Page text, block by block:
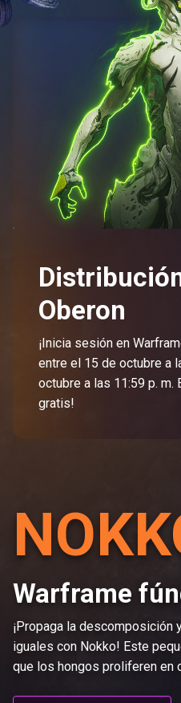
Oberon
¡Inicia sesión en
entre el 15 de octubre a
octubre a las 11:59 p. m.
gratis!
Warframe
¡Propaga la descomposición
iguales con Nokko! Este
que los hongos proliferen en